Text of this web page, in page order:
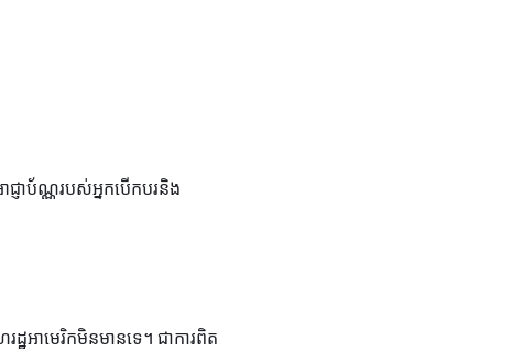
ជ្ញាប័ណ្ណរបស់អ្នកបើកបរនិង
ឋអាមេរិកមិនមានទេ។ ជាការពិត